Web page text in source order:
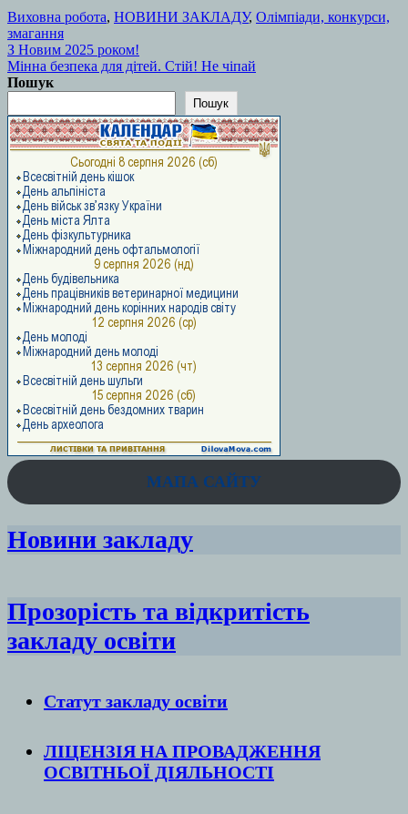
Виховна робота, НОВИНИ ЗАКЛАДУ, Олімпіади, конкурси,
змагання
Навігація
записів
З Новим 2025 роком!
Мінна безпека для дітей. Стій! Не чіпай
Пошук
Пошук
МАПА САЙТУ
Новини закладу
Прозорість та відкритість
закладу освіти
Статут закладу освіти
ЛІЦЕНЗІЯ НА ПРОВАДЖЕННЯ
ОСВІТНЬОЇ ДІЯЛЬНОСТІ